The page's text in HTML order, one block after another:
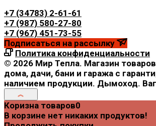
+7 (34783) 2-61-61
+7 (987) 580-27-80
+7 (967) 451-73-55
Подписаться на рассылку
Политика конфиденциальности
© 2026 Мир Тепла. Магазин
дома, дачи, бани и гаража с
наличием продукции. Дымоход.
Коризна товаров0
В корзине нет никаких продуктов!